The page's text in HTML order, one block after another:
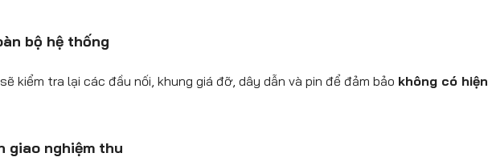
bộ hệ thống
kiểm tra lại các đầu nối, khung giá đỡ, dây dẫn và pin để đảm bảo không có
giao nghiệm thu